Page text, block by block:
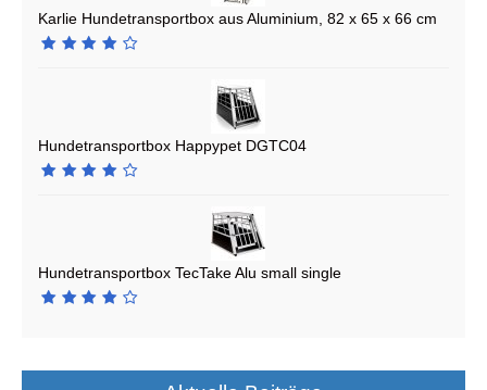
Karlie Hundetransportbox aus Aluminium, 82 x 65 x 66 cm
Hundetransportbox Happypet DGTC04
Hundetransportbox TecTake Alu small single